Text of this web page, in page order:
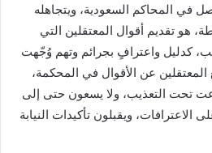
في المحاكم السعودية، ويتجاهله
هو تقديم أقوال المعتقلين التي
كدليل واعترافٍ بجرائم وتهم وُجّهت
المعتقلين عن الأقوال في المحكمة،
تحت التعذيب، ولا يسعون حتى إلى
ويقبلون تأكيدات النيابة